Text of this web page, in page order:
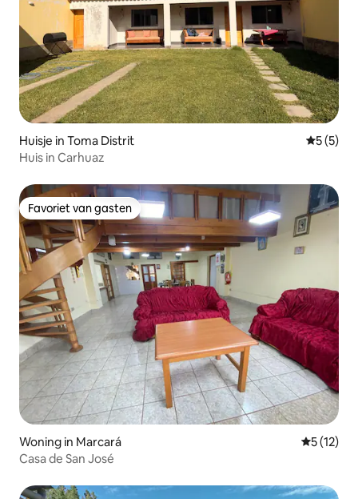
Huisje in Toma Distrit
5 (5)
Huis in Carhuaz
Favoriet van gasten
Favoriet van gasten
Woning in Marcará
5 (12)
Casa de San José